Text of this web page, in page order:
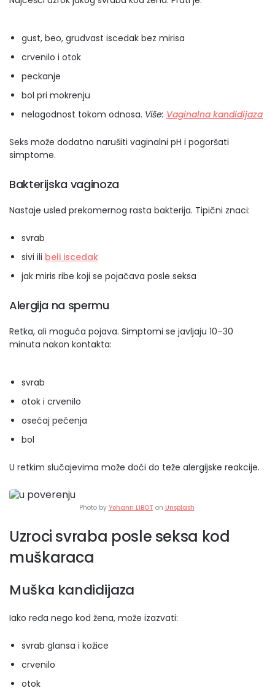
gust, beo, grudvast iscedak bez mirisa
crvenilo i otok
peckanje
bol pri mokrenju
nelagodnost tokom odnosa. Više: Vaginalna kandidijaza
Seks može dodatno narušiti vaginalni pH i pogoršati
simptome.
Bakterijska vaginoza
Nastaje usled prekomernog rasta bakterija. Tipični znaci:
svrab
sivi ili beli iscedak
jak miris ribe koji se pojačava posle seksa
Alergija na spermu
Retka, ali moguća pojava. Simptomi se javljaju 10–30
minuta nakon kontakta:
svrab
otok i crvenilo
osećaj pečenja
bol
U retkim slučajevima može doći do teže alergijske reakcije.
Photo by Yohann LIBOT on Unsplash
Uzroci svraba posle seksa kod
muškaraca
Muška kandidijaza
Iako ređa nego kod žena, može izazvati:
svrab glansa i kožice
crvenilo
otok